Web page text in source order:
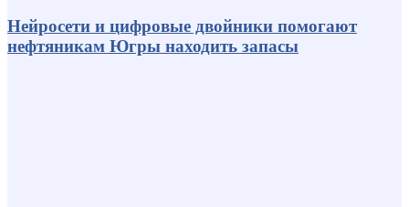
Нейросети и цифровые двойники помогают
нефтяникам Югры находить запасы